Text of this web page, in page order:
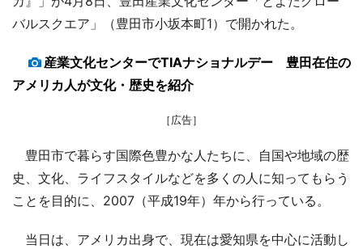
バルスクエア」（豊田市小坂本町1）で開かれた。
産業文化センターでTIAナショナルデー 豊田在住の
アメリカ人が文化・歴史を紹介
［広告］
豊田市で暮らす国際色豊かな人たちに、自国や地域の歴
史、文化、ライフスタイルなどを多くの人に知ってもらう
ことを目的に、2007（平成19年）年から行っている。
当日は、アメリカ出身で、現在は愛知県を中心に活動し